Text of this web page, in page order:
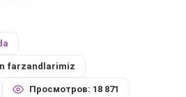
farzandlarimiz
Просмотров: 18 871